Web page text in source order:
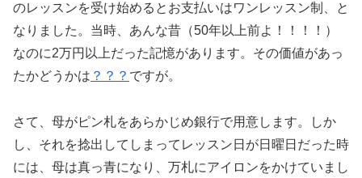
のレッスンを受け始めるとお支払いはワンレッスン制、と
なりました。当時、あんな昔（50年以上前よ！！！！）
なのに2万円以上だった記憶があります。その価値があっ
たかどうかは ？？？ ですが。
さて、母がピン札をあらかじめ銀行で用意します。しか
し、それを捻出してしまってレッスン日が日曜日だった時
には、母は真っ青になり、万札にアイロンをかけていまし